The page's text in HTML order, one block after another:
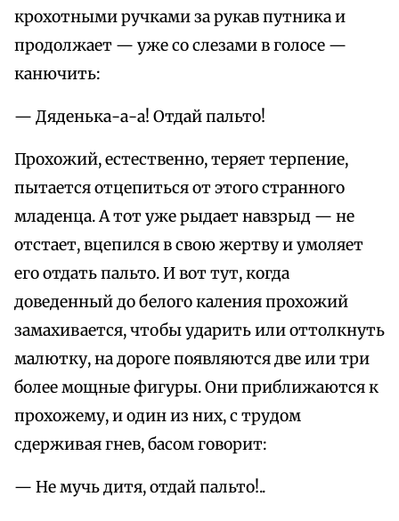
крохотными ручками за рукав путника и
продолжает — уже со слезами в голосе —
канючить:
— Дяденька-а-а! Отдай пальто!
Прохожий, естественно, теряет терпение,
пытается отцепиться от этого странного
младенца. А тот уже рыдает навзрыд — не
отстает, вцепился в свою жертву и умоляет
его отдать пальто. И вот тут, когда
доведенный до белого каления прохожий
замахивается, чтобы ударить или оттолкнуть
малютку, на дороге появляются две или три
более мощные фигуры. Они приближаются к
прохожему, и один из них, с трудом
сдерживая гнев, басом говорит:
— Не мучь дитя, отдай пальто!..